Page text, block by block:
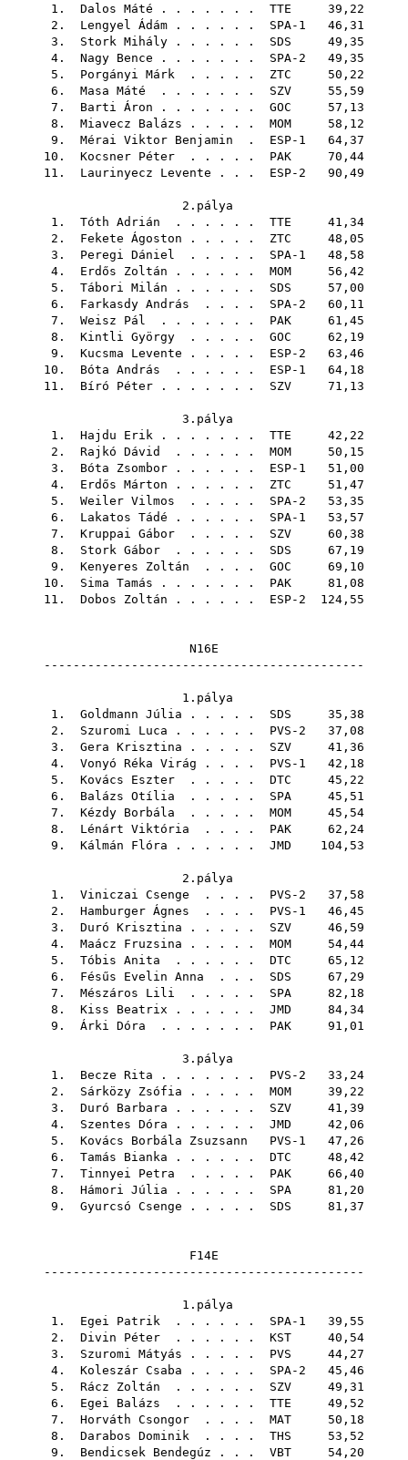
1. Dalos Máté . . . . . . . TTE 39,22
2. Lengyel Ádám . . . . . . SPA-1 46,31
3. Stork Mihály . . . . . . SDS 49,35
4. Nagy Bence . . . . . . . SPA-2 49,35
5. Porgányi Márk . . . . . ZTC 50,22
6. Masa Máté . . . . . . . SZV 55,59
7. Barti Áron . . . . . . . GOC 57,13
8. Miavecz Balázs . . . . . MOM 58,12
9. Mérai Viktor Benjamin . ESP-1 64,37
10. Kocsner Péter . . . . . PAK 70,44
11. Laurinyecz Levente . . . ESP-2 90,49
2.pálya
1. Tóth Adrián . . . . . . TTE 41,34
2. Fekete Ágoston . . . . . ZTC 48,05
3. Peregi Dániel . . . . . SPA-1 48,58
4. Erdős Zoltán . . . . . . MOM 56,42
5. Tábori Milán . . . . . . SDS 57,00
6. Farkasdy András . . . . SPA-2 60,11
7. Weisz Pál . . . . . . . PAK 61,45
8. Kintli György . . . . . GOC 62,19
9. Kucsma Levente . . . . . ESP-2 63,46
10. Bóta András . . . . . . ESP-1 64,18
11. Bíró Péter . . . . . . . SZV 71,13
3.pálya
1. Hajdu Erik . . . . . . . TTE 42,22
2. Rajkó Dávid . . . . . . MOM 50,15
3. Bóta Zsombor . . . . . . ESP-1 51,00
4. Erdős Márton . . . . . . ZTC 51,47
5. Weiler Vilmos . . . . . SPA-2 53,35
6. Lakatos Tádé . . . . . . SPA-1 53,57
7. Kruppai Gábor . . . . . SZV 60,38
8. Stork Gábor . . . . . . SDS 67,19
9. Kenyeres Zoltán . . . . GOC 69,10
10. Sima Tamás . . . . . . . PAK 81,08
11. Dobos Zoltán . . . . . . ESP-2 124,55
N16E
--------------------------------------------
1.pálya
1. Goldmann Júlia . . . . . SDS 35,38
2. Szuromi Luca . . . . . . PVS-2 37,08
3. Gera Krisztina . . . . . SZV 41,36
4. Vonyó Réka Virág . . . . PVS-1 42,18
5. Kovács Eszter . . . . . DTC 45,22
6. Balázs Otília . . . . . SPA 45,51
7. Kézdy Borbála . . . . . MOM 45,54
8. Lénárt Viktória . . . . PAK 62,24
9. Kálmán Flóra . . . . . . JMD 104,53
2.pálya
1. Viniczai Csenge . . . . PVS-2 37,58
2. Hamburger Ágnes . . . . PVS-1 46,45
3. Duró Krisztina . . . . . SZV 46,59
4. Maácz Fruzsina . . . . . MOM 54,44
5. Tóbis Anita . . . . . . DTC 65,12
6. Fésűs Evelin Anna . . . SDS 67,29
7. Mészáros Lili . . . . . SPA 82,18
8. Kiss Beatrix . . . . . . JMD 84,34
9. Árki Dóra . . . . . . . PAK 91,01
3.pálya
1. Becze Rita . . . . . . . PVS-2 33,24
2. Sárközy Zsófia . . . . . MOM 39,22
3. Duró Barbara . . . . . . SZV 41,39
4. Szentes Dóra . . . . . . JMD 42,06
5. Kovács Borbála Zsuzsann PVS-1 47,26
6. Tamás Bianka . . . . . . DTC 48,42
7. Tinnyei Petra . . . . . PAK 66,40
8. Hámori Júlia . . . . . . SPA 81,20
9. Gyurcsó Csenge . . . . . SDS 81,37
F14E
--------------------------------------------
1.pálya
1. Egei Patrik . . . . . . SPA-1 39,55
2. Divin Péter . . . . . . KST 40,54
3. Szuromi Mátyás . . . . . PVS 44,27
4. Koleszár Csaba . . . . . SPA-2 45,46
5. Rácz Zoltán . . . . . . SZV 49,31
6. Egei Balázs . . . . . . TTE 49,52
7. Horváth Csongor . . . . MAT 50,18
8. Darabos Dominik . . . . THS 53,52
9. Bendicsek Bendegúz . . . VBT 54,20